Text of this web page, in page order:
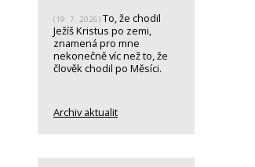
(19. 7. 2026) To, že chodil
Ježíš Kristus po zemi,
znamená pro mne
nekonečně víc než to, že
člověk chodil po Měsíci.
Archiv aktualit